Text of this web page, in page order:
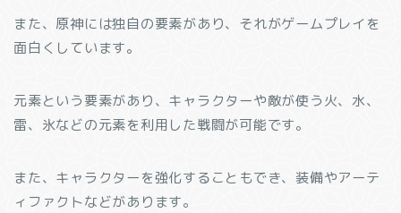
また、原神には独自の要素があり、それがゲームプレイを
面白くしています。
元素という要素があり、キャラクターや敵が使う火、水、
雷、氷などの元素を利用した戦闘が可能です。
また、キャラクターを強化することもでき、装備やアーテ
ィファクトなどがあります。